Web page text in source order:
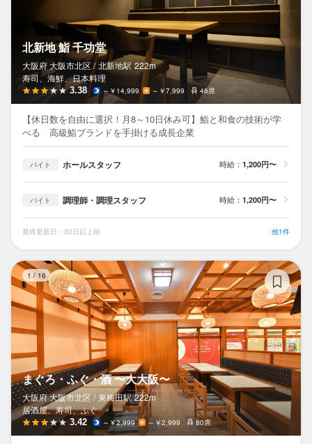
北新地 鮨 千功堂
大阪府 大阪市北区 / 北新地駅 222m
寿司、海鮮、日本料理
3.38 ～￥14,999 ～￥7,999 46席
【休日数を自由に選択！月8～10日休み可】鮨と和食の技術が学
べる 高級鮨ブランドを手掛ける成長企業
バイト ホールスタッフ 時給： 1,200円〜
バイト 調理師・調理スタッフ 時給： 1,200円〜
最終更新日：30日以上前 他1件
1 / 16
まぐろ・ふぐ・酒 〜大大阪〜
大阪府 大阪市北区 / 東梅田駅 222m
居酒屋、寿司、ふぐ
3.42 ～￥2,999 ～￥2,999 80席